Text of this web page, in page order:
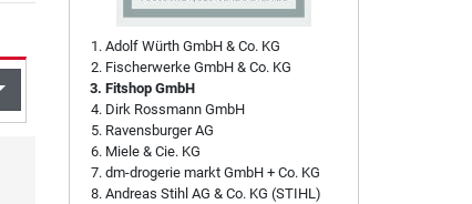
Adolf Würth GmbH & Co. KG
Fischerwerke GmbH & Co. KG
Fitshop GmbH
Dirk Rossmann GmbH
Ravensburger AG
Miele & Cie. KG
dm-drogerie markt GmbH + Co. KG
Andreas Stihl AG & Co. KG (STIHL)